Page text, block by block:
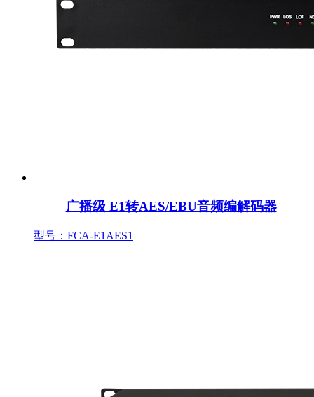
广播级 E1转AES/EBU音频编解码器
型号：FCA-E1AES1